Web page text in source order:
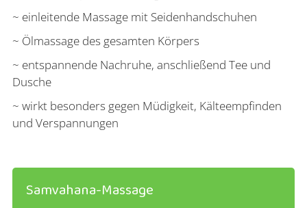
~ einleitende Massage mit Seidenhandschuhen
~ Ölmassage des gesamten Körpers
~ entspannende Nachruhe, anschließend Tee und
Dusche
~ wirkt besonders gegen Müdigkeit, Kälteempfinden
und Verspannungen
Samvahana-Massage